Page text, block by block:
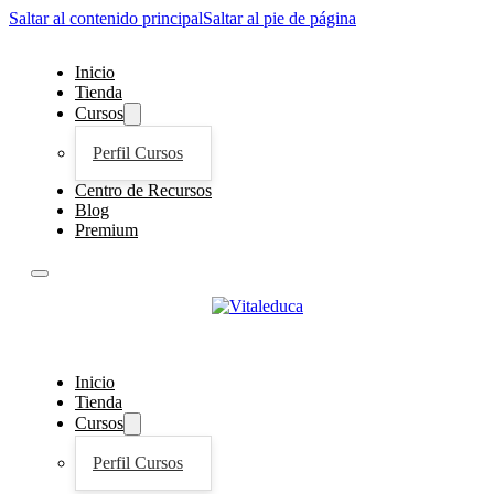
Saltar al contenido principalSaltar al pie de página
Inicio
Tienda
Cursos
Perfil Cursos
Centro de Recursos
Blog
Premium
Inicio
Tienda
Cursos
Perfil Cursos